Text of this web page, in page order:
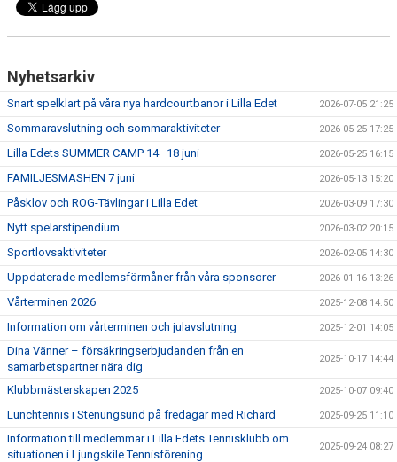
Nyhetsarkiv
Snart spelklart på våra nya hardcourtbanor i Lilla Edet 2026-07-05 21:25
Sommaravslutning och sommaraktiviteter 2026-05-25 17:25
Lilla Edets SUMMER CAMP 14–18 juni 2026-05-25 16:15
FAMILJESMASHEN 7 juni 2026-05-13 15:20
Påsklov och ROG-Tävlingar i Lilla Edet 2026-03-09 17:30
Nytt spelarstipendium 2026-03-02 20:15
Sportlovsaktiviteter 2026-02-05 14:30
Uppdaterade medlemsförmåner från våra sponsorer 2026-01-16 13:26
Vårterminen 2026 2025-12-08 14:50
Information om vårterminen och julavslutning 2025-12-01 14:05
Dina Vänner – försäkringserbjudanden från en
samarbetspartner nära dig
2025-10-17 14:44
Klubbmästerskapen 2025 2025-10-07 09:40
Lunchtennis i Stenungsund på fredagar med Richard 2025-09-25 11:10
Information till medlemmar i Lilla Edets Tennisklubb om
situationen i Ljungskile Tennisförening
2025-09-24 08:27